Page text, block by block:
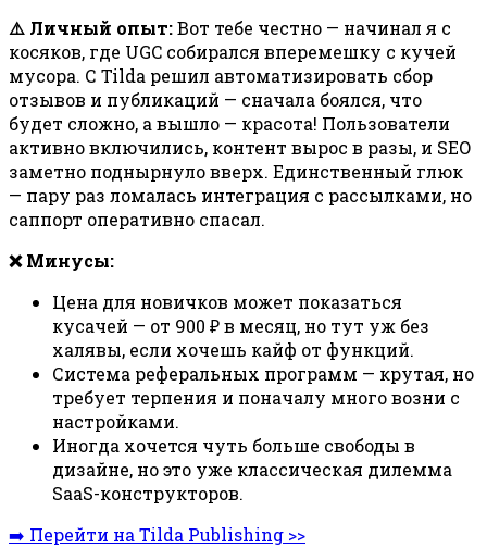
⚠️ Личный опыт:Вот тебе честно — начинал я с
косяков, где UGC собирался вперемешку с кучей
мусора. С Tilda решил автоматизировать сбор
отзывов и публикаций — сначала боялся, что
будет сложно, а вышло — красота! Пользователи
активно включились, контент вырос в разы, и SEO
заметно поднырнуло вверх. Единственный глюк
— пару раз ломалась интеграция с рассылками, но
саппорт оперативно спасал.
❌ Минусы:
Цена для новичков может показаться
кусачей — от 900 ₽ в месяц, но тут уж без
халявы, если хочешь кайф от функций.
Система реферальных программ — крутая, но
требует терпения и поначалу много возни с
настройками.
Иногда хочется чуть больше свободы в
дизайне, но это уже классическая дилемма
SaaS-конструкторов.
➡️ Перейти на Tilda Publishing >>